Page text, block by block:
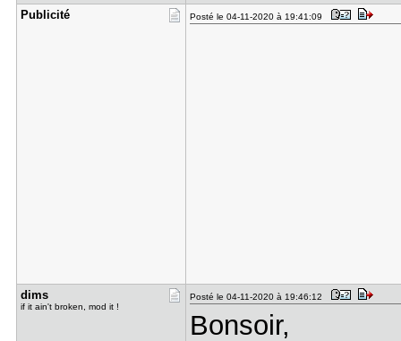
Publicité Posté le 04-11-2020 à 19:41:09
dims
if it ain't broken, mod it !
Posté le 04-11-2020 à 19:46:12
Bonsoir,